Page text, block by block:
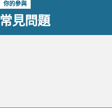
你的參與
常見問題